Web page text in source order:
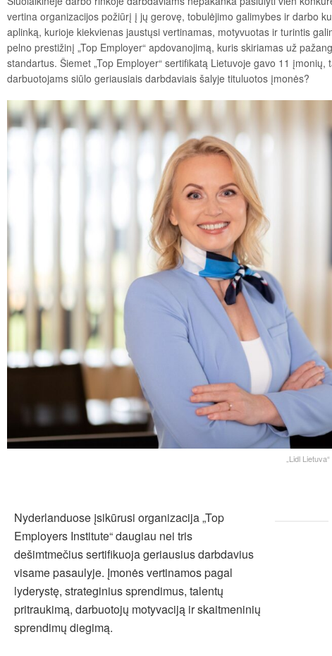
vertina organizacijos požiūrį į jų gerovę, tobulėjimo galimybes ir darbo
aplinką, kurioje kiekvienas jaustųsi vertinamas, motyvuotas ir turintis
pelno prestižinį „Top Employer“ apdovanojimą, kuris skiriamas už
standartus. Šiemet „Top Employer“ sertifikatą Lietuvoje gavo 11 įmonių,
darbuotojams siūlo geriausiais darbdaviais šalyje tituluotos įmonės?
„Lidl
Nyderlanduose įsikūrusi organizacija „Top
Employers Institute“ daugiau nei tris
dešimtmečius sertifikuoja geriausius darbdavius
visame pasaulyje. Įmonės vertinamos pagal
lyderystę, strateginius sprendimus, talentų
pritraukimą, darbuotojų motyvaciją ir skaitmeninių
sprendimų diegimą.